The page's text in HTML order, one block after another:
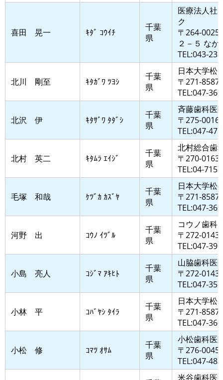
喜田 晃一 ｷﾀﾞ ｺｳｲﾁ
千葉
県
医療法人社
ク
〒264-
２－５ なか
TEL:043-
北川 剛至 ｷﾀｶﾞﾜ ﾂﾖｼ
千葉
県
日本大学松
〒271-
TEL:047-
北沢 伊 ｷﾀｻﾞﾜ ﾀﾀﾞｼ
千葉
県
斉藤歯科医
〒275-
TEL:047-
北村 英二 ｷﾀﾑﾗ ｴｲｼﾞ
千葉
県
北村総合歯
〒270-
TEL:04-
毛塚 和哉 ｹﾂﾞｶ ｶｽﾞﾔ
千葉
県
日本大学松
〒271-
TEL:047-
河野 出 ｺｳﾉ ｲﾂﾞﾙ
千葉
県
コウノ歯科
〒272-
TEL:047-
小島 亮人 ｺｼﾞﾏ ｱｷﾋﾄ
千葉
県
山脇歯科医
〒272-
TEL:047-
小林 平 ｺﾊﾞﾔｼ ﾀｲﾗ
千葉
県
日本大学松
〒271-
TEL:047-
小松 修 ｺﾏﾂ ｵｻﾑ
千葉
県
小松歯科医
〒276-
TEL:047-
米谷歯科医